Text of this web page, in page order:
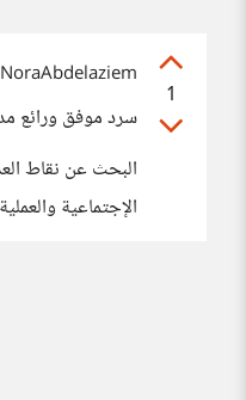
1
NoraAbdelaziem
سرد موفق ورائع
البحث عن نقاط
الإجتماعية